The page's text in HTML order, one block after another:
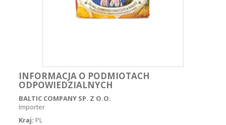
INFORMACJA O PODMIOTACH
ODPOWIEDZIALNYCH
BALTIC COMPANY SP. Z O.O.
Importer
Kraj: PL